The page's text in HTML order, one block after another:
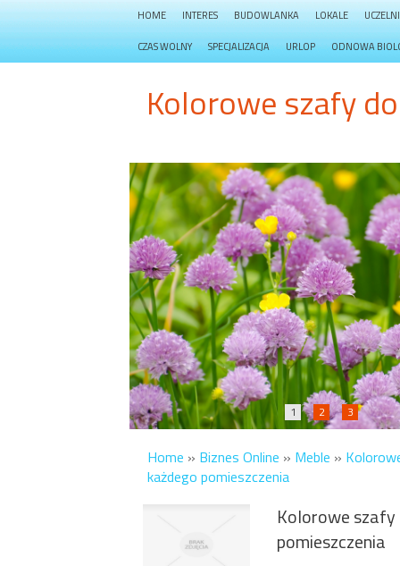
HOME INTERES BUDOWLANKA LOKALE
CZAS WOLNY SPECJALIZACJA URLOP ODNOWA
Kolorowe szafy
1 2 3
Home » Biznes Online » Meble »
każdego pomieszczenia
Kolorowe szafy
pomieszczenia